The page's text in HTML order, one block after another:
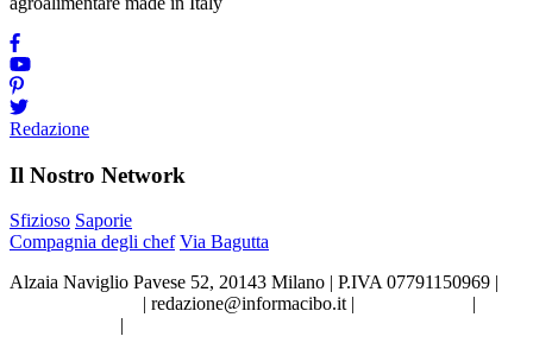
Redazione
Il Nostro Network
Sfizioso Saporie
Compagnia degli chef Via Bagutta
Alzaia Naviglio Pavese 52, 20143 Milano | P.IVA 07791150969 |
| redazione@informacibo.it |
|
|